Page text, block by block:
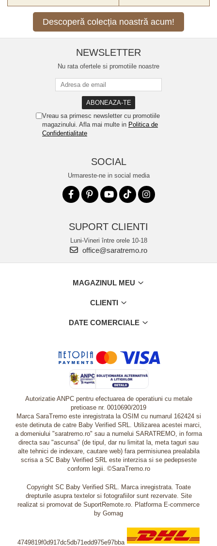
Descoperă colecția noastră acum!
NEWSLETTER
Nu rata ofertele si promotiile noastre
Vreau sa primesc newsletter cu promotiile
magazinului. Afla mai multe in Politica de
Confidentialitate
SOCIAL
Urmareste-ne in social media
SUPORT CLIENTI
Luni-Vineri între orele 10-18
office@saratremo.ro
MAGAZINUL MEU
CLIENTI
DATE COMERCIALE
Autorizatie ANPC pentru efectuarea de operatiuni cu metale
pretioase nr. 0010690/2019
Marca SaraTremo este inregistrata la OSIM cu numarul 162424 si
este detinuta de catre Baby Verified SRL. Utilizarea acestei marci,
a domeniului "saratremo.ro" sau a numelui SARATREMO, in forma
directa sau "ascunsa" (de tipul, dar nu limitat la, meta taguri sau
alte tehnici de indexare, cautare web) fara permisiunea prealabila
scrisa a SC Baby Verified SRL este interzisa si se pedepseste
conform legii. ©SaraTremo.ro
Copyright SC Baby Verified SRL. Marca inregistrata. Toate
drepturile asupra textelor si fotografiilor sunt rezervate. Site
realizat si promovat de SuportRemote.ro. Platforma E-commerce
by Gomag
4749819f0d917dc5db71edd975e97bba